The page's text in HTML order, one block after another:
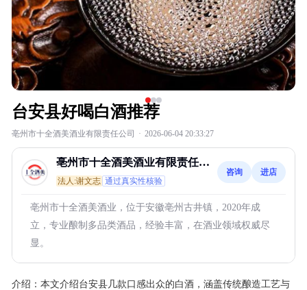
台安县好喝白酒推荐
亳州市十全酒美酒业有限责任公司 · 2026-06-04 20:33:27
亳州市十全酒美酒业有限责任公
司
法人:谢文志 通过真实性核验
咨询 进店
亳州市十全酒美酒业，位于安徽亳州古井镇，2020年成
立，专业酿制多品类酒品，经验丰富，在酒业领域权威尽
显。
介绍： 本文介绍台安县几款口感出众的白酒，涵盖传统酿造工艺与